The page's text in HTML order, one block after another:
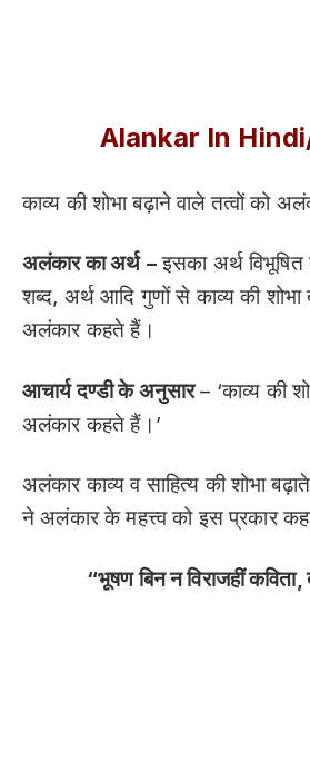
Alankar In
काव्य की शोभा बढ़ाने वाले तत्वों को
अलंकार का अर्थ –इसका अर्थ विभूषित
शब्द, अर्थ आदि गुणों से काव्य की शोभा
अलंकार कहते हैं।
आचार्य दण्डी के अनुसार– ‘काव्य की
अलंकार कहते हैं।’
अलंकार काव्य व साहित्य की शोभा
ने अलंकार के महत्त्व को इस प्रकार
“भूषण बिन न विराजहीं कविता,